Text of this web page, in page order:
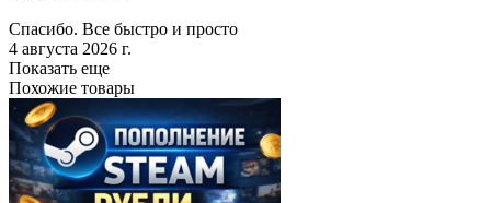
Спасибо. Все быстро и просто
4 августа 2026 г.
Показать еще
Похожие товары